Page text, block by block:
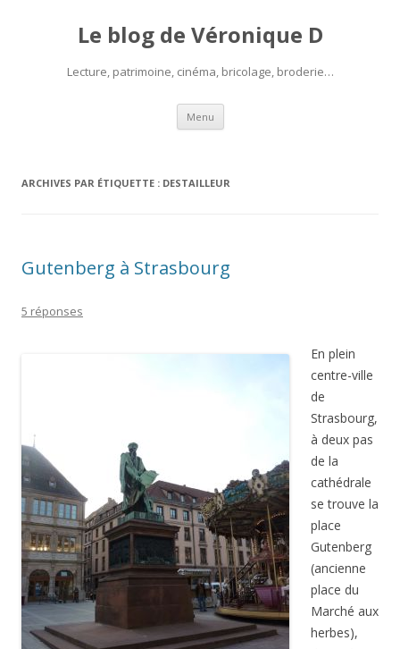
Le blog de Véronique D
Lecture, patrimoine, cinéma, bricolage, broderie…
Menu Aller
contenu
ARCHIVES PAR ÉTIQUETTE : DESTAILLEUR
Gutenberg à Strasbourg
5 réponses
En plein
centre-ville
de
Strasbourg,
à deux pas
de la
cathédrale
se trouve la
place
Gutenberg
(ancienne
place du
Marché aux
herbes),